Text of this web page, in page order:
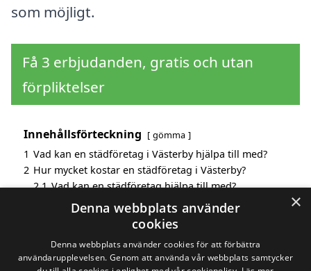
som möjligt.
Få 3 erbjudanden, gratis och utan
förpliktelser
Innehållsförteckning gömma
1 Vad kan en städföretag i Västerby hjälpa till med?
2 Hur mycket kostar en städföretag i Västerby?
2.1 Vad kan en städföretag hjälpa till med?
Fördelar med att välja städföretag i Västerby
Sök efter en skicklig städföretag i de omgivande
×
Denna webbplats använder
cookies
Denna webbplats använder cookies för att förbättra
användarupplevelsen. Genom att använda vår webbplats samtycker